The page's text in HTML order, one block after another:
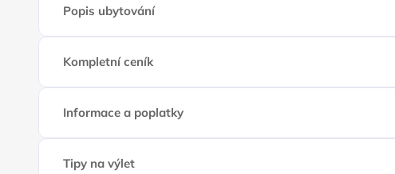
Popis ubytování
Kompletní ceník
Informace a poplatky
Tipy na výlet